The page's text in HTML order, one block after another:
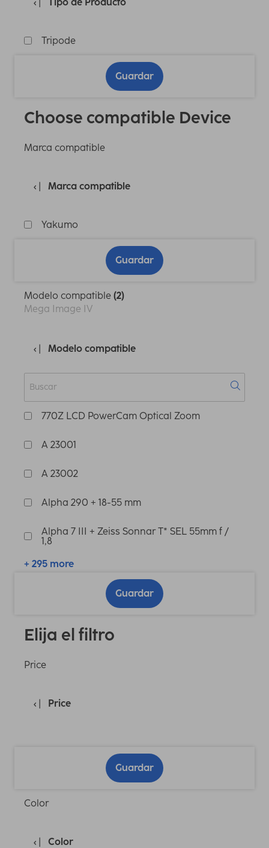
Tripode
Guardar
Choose compatible Device
Marca compatible
Marca compatible
Yakumo
Guardar
Modelo compatible (2)
Mega Image IV
Modelo compatible
770Z LCD PowerCam Optical Zoom
A 23001
A 23002
Alpha 290 + 18-55 mm
Alpha 7 III + Zeiss Sonnar T* SEL 55mm f /
1,8
+ 295 more
Guardar
Elija el filtro
Price
Price
Guardar
Color
Color